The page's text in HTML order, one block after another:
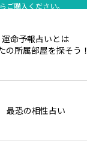
ご購入ください。
運命予報占いとは
の所属部屋を探そう！
最恐の相性占い